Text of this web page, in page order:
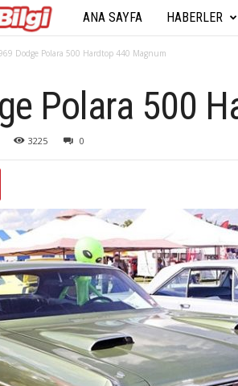
r
b
a
k
n
i
ANA SAYFA HABERLER
Dodge Polara 500 Hardtop 440 Magnum
Polara 500
3225 0